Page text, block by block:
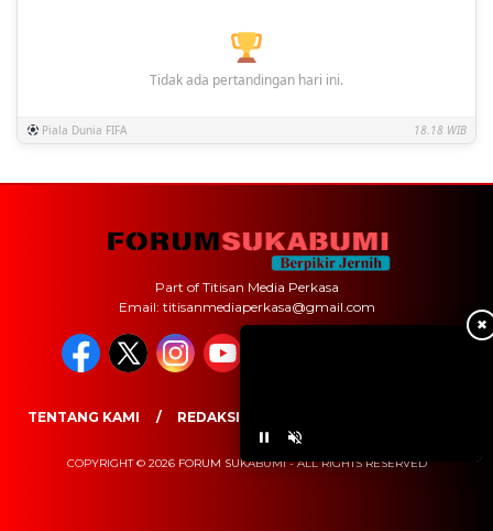
Tidak ada pertandingan hari ini.
Piala Dunia FIFA 18.18 WIB
✖
Part of Titisan Media Perkasa
Email: titisanmediaperkasa@gmail.com
TENTANG KAMI REDAKSI
COPYRIGHT © 2026 FORUM SUKABUMI - ALL RIGHTS RESERVED